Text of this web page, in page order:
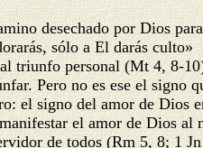
desechado por Dios
sólo a El darás culto»
triunfo personal (Mt 4, 8-
Pero no es ese el signo
el signo del amor de Dios
el amor de Dios al
de todos (Rm 5, 8; 1